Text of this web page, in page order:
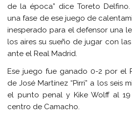
de la época” dice Toreto
una fase de ese juego de
inesperado para el defensor una
los aires su sueño de jugar con
ante el Real Madrid.
Ese juego fue ganado 0-2 por el
de José Martínez “Pirri” a los seis
el punto penal y Kike Wolff al
centro de Camacho.